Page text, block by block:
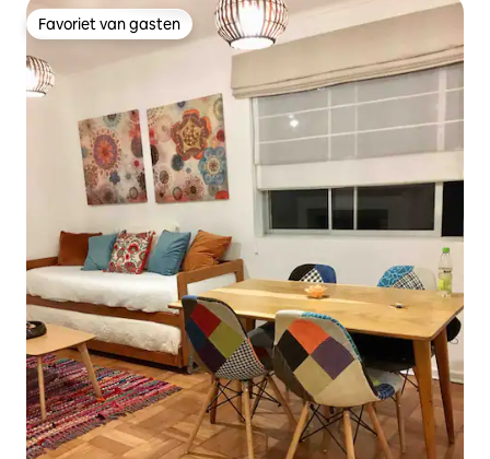
Favoriet van gasten
Favoriet van gasten